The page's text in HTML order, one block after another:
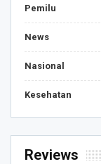
Pemilu
News
Nasional
Kesehatan
Reviews